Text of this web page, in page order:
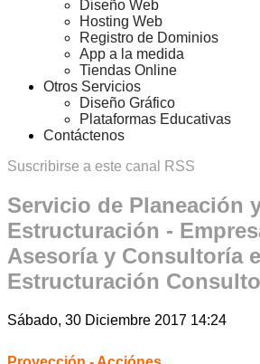
Diseño Web
Hosting Web
Registro de Dominios
App a la medida
Tiendas Online
Otros Servicios
Diseño Gráfico
Plataformas Educativas
Contáctenos
Suscribirse a este canal RSS
Servicio de Planeación
Estructuración -
Asesoría y Consultoría
Estructuración
Sábado, 30 Diciembre 2017 14:24